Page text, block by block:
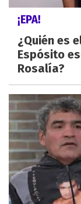
¡EPA!
¿Quién es
Espósito
Rosalía?